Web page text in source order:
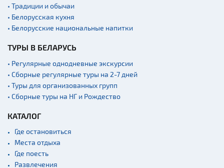
• Традиции и обычаи
• Белорусская кухня
• Белорусские национальные напитки
ТУРЫ В БЕЛАРУСЬ
• Регулярные однодневные экскурсии
• Сборные регулярные туры на 2-7 дней
• Туры для организованных групп
• Сборные туры на НГ и Рождество
КАТАЛОГ
Где остановиться
Места отдыха
Где поесть
Развлечения